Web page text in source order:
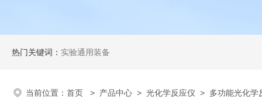
热门关键词： 实验通用装备
当前位置： 首页 > 产品中心 > 光化学反应仪 > 多功能光化学